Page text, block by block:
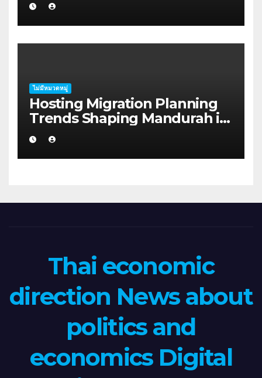
Harbour
ไม่มีหมวดหมู่
Hosting Migration Planning
Trends Shaping Mandurah in
2026
Thai economic
direction News about
politics and
economics Digital